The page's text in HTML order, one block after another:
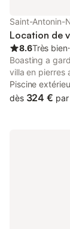
Saint-Antonin-
Location de
8.6Très bien⋅
Boasting a
villa en pierres
jardin privés -
Val.
Piscine
dès 324 €